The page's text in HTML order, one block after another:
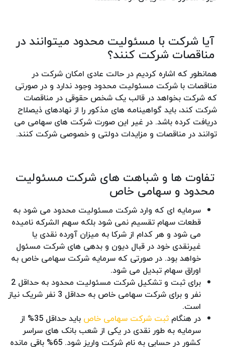
آیا شرکت با مسئولیت محدود میتوانند در
مناقصات شرکت کنند؟
همانطور که اشاره کردیم در حالت عادی امکان شرکت در
مناقصات با شرکت مسئولیت محدود وجود ندارد و در صورتی
که شرکت بخواهد در قالب یک شخص حقوقی در مناقصات
شرکت کند، باید گواهینامه های مذکور را از نهادهای ذیصلاح
دریافت کرده باشد. در غیر این صورت شرکت های سهامی می
توانند در مناقصات و مزایدات دولتی و خصوصی شرکت کنند.
تفاوت ها و شباهت های شرکت مسئولیت
محدود و سهامی خاص
سرمایه ای که وارد شرکت مسئولیت محدود می شود به
قطعات سهام تقسیم نمی شود بلکه سهم الشرکه نامیده
می شود و هر کدام از شرکا به میزان آورده نقدی یا
غیرنقدی خود در قبال دیون و بدهی های شرکت مسئول
خواهد بود. در صورتی که سرمایه شرکت سهامی خاص به
اوراق سهام تبدیل می شود.
برای ثبت و تشکیل شرکت مسئولیت محدود به حداقل 2
نفر و برای شرکت سهامی خاص به حداقل 3 نفر شریک نیاز
است.
در هنگام ثبت شرکت سهامی خاص
باید حداقل 35% از
سرمایه به طور نقدی در یکی از شعب بانک های سراسر
کشور در حسابی به نام شرکت واریز شود. 65% باقی مانده